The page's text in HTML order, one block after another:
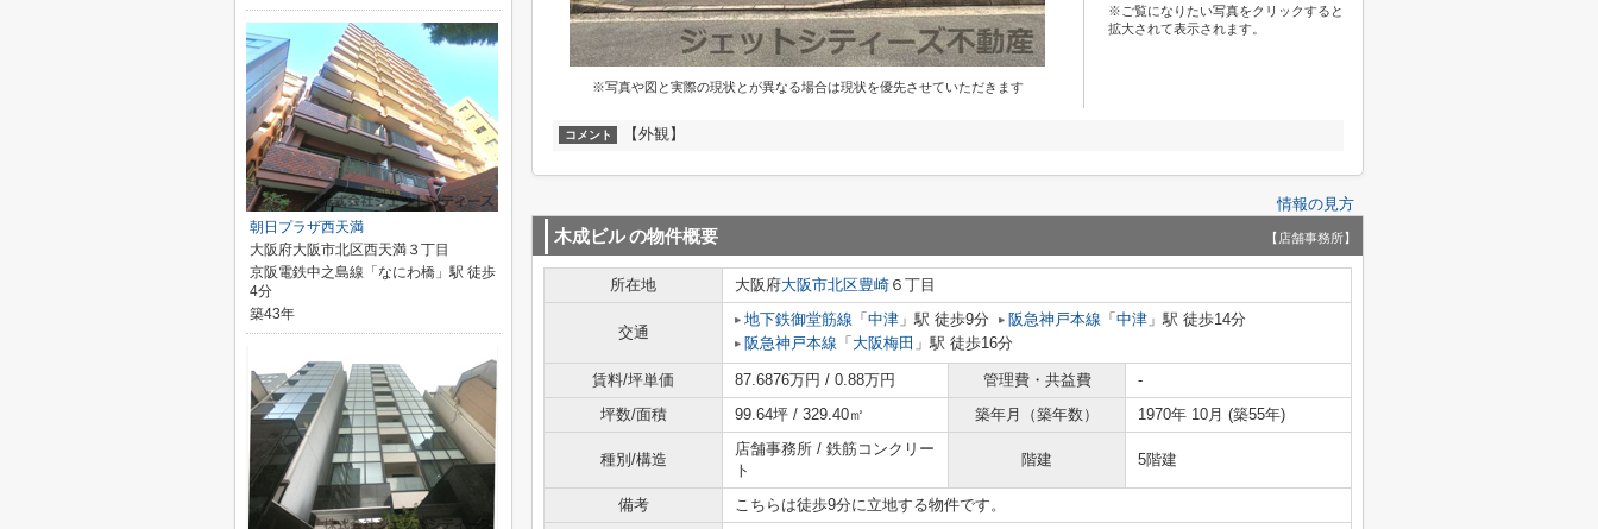
※写真や図と実際の現状とが異なる場合は現状を優先させていただきます
※ご覧になりたい写真をクリックすると
拡大されて表示されます。
コメント 【外観】
情報の見方
木成ビルの物件概要 【店舗事務所】
所在地 大阪府大阪市北区豊崎 ６丁目
交通
地下鉄御堂筋線 「 中津 」駅 徒歩9分 阪急神戸本線 「 中津 」駅 徒歩14分
阪急神戸本線 「 大阪梅田 」駅 徒歩16分
賃料/坪単価 87.6876万円 / 0.88万円 管理費・共益費
-
坪数/面積
99.64坪 / 329.40㎡ 築年月（築年数） 1970年 10月 (築55年)
種別/構造
店舗事務所 / 鉄筋コンクリー
ト
階建 5階建
備考 こちらは徒歩9分に立地する物件です。
朝日プラザ西天満
大阪府大阪市北区西天満３丁目
京阪電鉄中之島線「なにわ橋」駅 徒歩
4分
築43年